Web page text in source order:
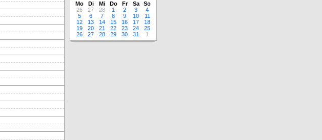
Mo
Di Mi Do Fr Sa
So
26
27 28 1 2 3
4
5
6 7 8 9 10
11
12
13 14 15 16 17
18
19
20 21 22 23 24
25
26
27 28 29 30 31 1